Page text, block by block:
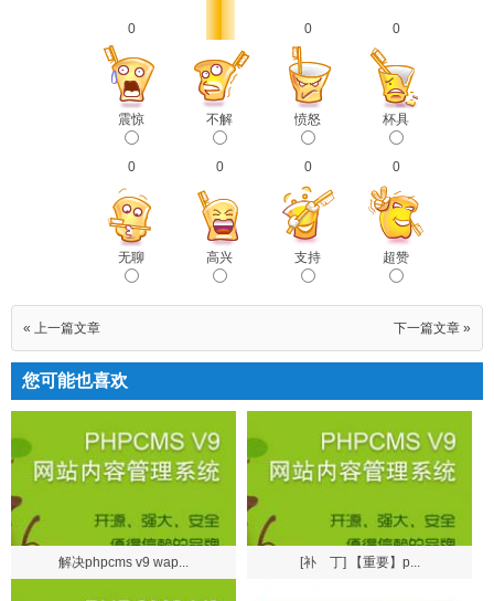
0
震惊 不解
0
愤怒
0
杯具
0
无聊
0
高兴
0
支持
0
超赞
« 上一篇文章 下一篇文章 »
您可能也喜欢
解决phpcms v9 wap... [补 丁] 【重要】p...